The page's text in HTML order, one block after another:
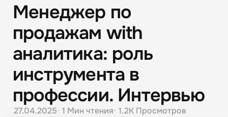
Менеджер по
продажам with
аналитика: роль
инструмента в
профессии. Интервью
27.04.2025 1 Мин чтения 1.2K Просмотров